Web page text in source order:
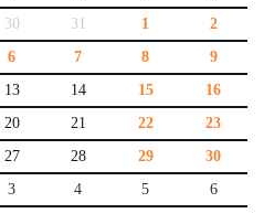
30 31 1
2
6 7 8
9
13 14 15
16
20 21 22
23
27 28 29
30
3 4 5 6